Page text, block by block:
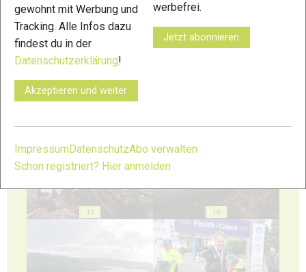
11
15 16
gewohnt mit Werbung und
Tracking. Alle Infos dazu
findest du in der
Datenschutzerklärung!
Akzeptieren und weiter
werbefrei.
Jetzt abonnieren
ImpressumDatenschutzAbo verwalten
Schon registriert? Hier anmelden